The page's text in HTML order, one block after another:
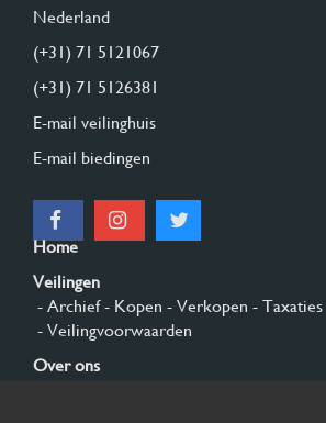
Nederland
(+31) 71 5121067
(+31) 71 5126381
E-mail veilinghuis
E-mail biedingen
Home
Veilingen
- Archief- Kopen - Verkopen - Taxaties
- Veilingvoorwaarden
Over ons